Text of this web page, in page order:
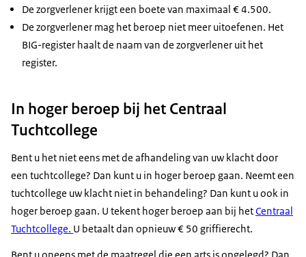
De zorgverlener krijgt een boete van maximaal € 4.500.
De zorgverlener mag het beroep niet meer uitoefenen. Het
BIG-register haalt de naam van de zorgverlener uit het
register.
In hoger beroep bij het Centraal
Tuchtcollege
Bent u het niet eens met de afhandeling van uw klacht door
een tuchtcollege? Dan kunt u in hoger beroep gaan. Neemt een
tuchtcollege uw klacht niet in behandeling? Dan kunt u ook in
hoger beroep gaan. U tekent hoger beroep aan bij hetCentraal
Tuchtcollege. U betaalt dan opnieuw € 50 griffierecht.
Bent u oneens met de maatregel die een arts is opgelegd? Dan